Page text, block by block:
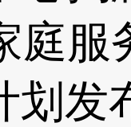
庭服
划发